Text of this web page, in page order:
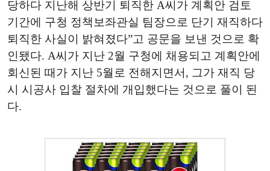
당하다 지난해 상반기 퇴직한 A씨가 계획안 검토
기간에 구청 정책보좌관실 팀장으로 단기 재직하다
퇴직한 사실이 밝혀졌다”고 공문을 보낸 것으로 확
인됐다. A씨가 지난 2월 구청에 채용되고 계획안에
회신된 때가 지난 5월로 전해지면서, 그가 재직 당
시 시공사 입찰 절차에 개입했다는 것으로 풀이 된
다.